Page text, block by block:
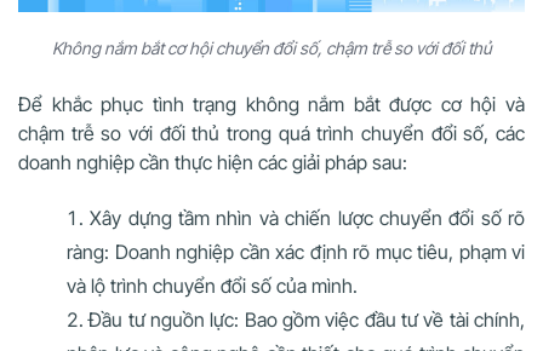
Không nắm bắt cơ hội chuyển đổi số, chậm trễ so với đối thủ
Để khắc phục tình trạng không nắm bắt được cơ hội và
chậm trễ so với đối thủ trong quá trình chuyển đổi số, các
doanh nghiệp cần thực hiện các giải pháp sau:
Xây dựng tầm nhìn và chiến lược chuyển đổi số rõ
ràng: Doanh nghiệp cần xác định rõ mục tiêu, phạm vi
và lộ trình chuyển đổi số của mình.
Đầu tư nguồn lực: Bao gồm việc đầu tư về tài chính,